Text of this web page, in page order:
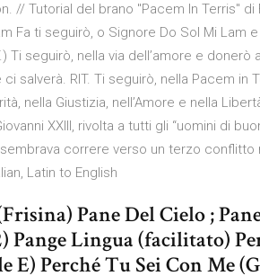
// Tutorial del brano "Pacem In Terris"
Fa ti seguirò, o Signore Do Sol Mi Lam
Ti seguirò, nella via dell’amore e donerò
salverà. RIT. Ti seguirò, nella Pacem in
nella Giustizia, nell’Amore e nella
XXIII, rivolta a tutti gli “uomini di
correre verso un terzo conflitto
Latin to English
Pane Del Cielo ;
Pange Lingua (facilitato)
E) Perché Tu Sei Con Me